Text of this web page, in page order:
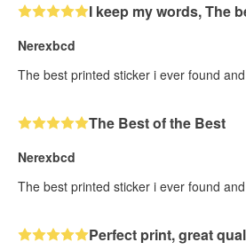
I keep my words, The
Nerexbcd
The best printed sticker i ever found
The Best of the Best
Nerexbcd
The best printed sticker i ever found
Perfect print, great